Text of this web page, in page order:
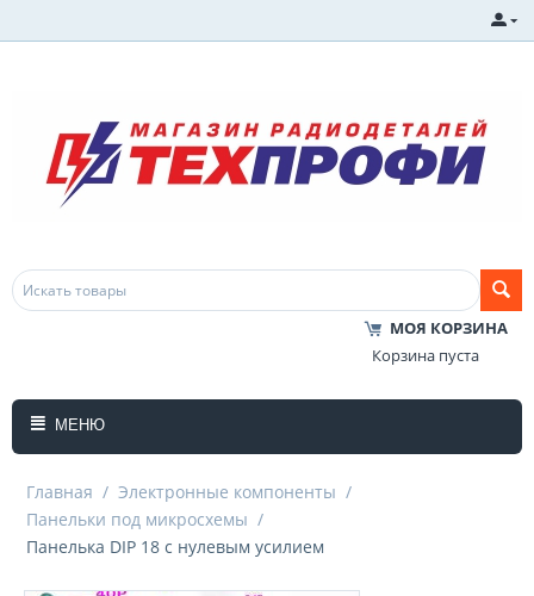
МОЯ КОРЗИНА
Корзина пуста
МЕНЮ
Главная / Электронные компоненты /
Панельки под микросхемы /
Панелька DIP 18 с нулевым усилием